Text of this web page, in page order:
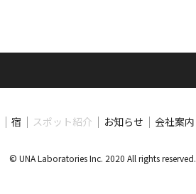
宿 スポット紹介 お知らせ 会社案内
© UNA Laboratories Inc. 2020 All rights reserved.